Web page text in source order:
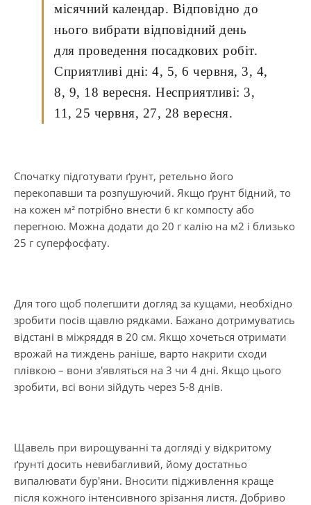
місячний календар. Відповідно до
нього вибрати відповідний день
для проведення посадкових робіт.
Сприятливі дні: 4, 5, 6 червня, 3, 4,
8, 9, 18 вересня. Несприятливі: 3,
11, 25 червня, 27, 28 вересня.
Спочатку підготувати ґрунт, ретельно його
перекопавши та розпушуючий. Якщо ґрунт бідний, то
на кожен м² потрібно внести 6 кг компосту або
перегною. Можна додати до 20 г калію на м2 і близько
25 г суперфосфату.
Для того щоб полегшити догляд за кущами, необхідно
зробити посів щавлю рядками. Бажано дотримуватись
відстані в міжряддя в 20 см. Якщо хочеться отримати
врожай на тиждень раніше, варто накрити сходи
плівкою – вони з'являться на 3 чи 4 дні. Якщо цього
зробити, всі вони зійдуть через 5-8 днів.
Щавель при вирощуванні та догляді у відкритому
ґрунті досить невибагливий, йому достатньо
випалювати бур'яни. Вносити підживлення краще
після кожного інтенсивного зрізання листя. Добриво